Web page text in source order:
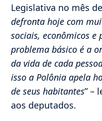
Legislativa no mês
defronta hoje com
sociais, econômicos
problema básico é a
da vida de cada
isso a Polônia apela
de seus habitantes” –
aos deputados.